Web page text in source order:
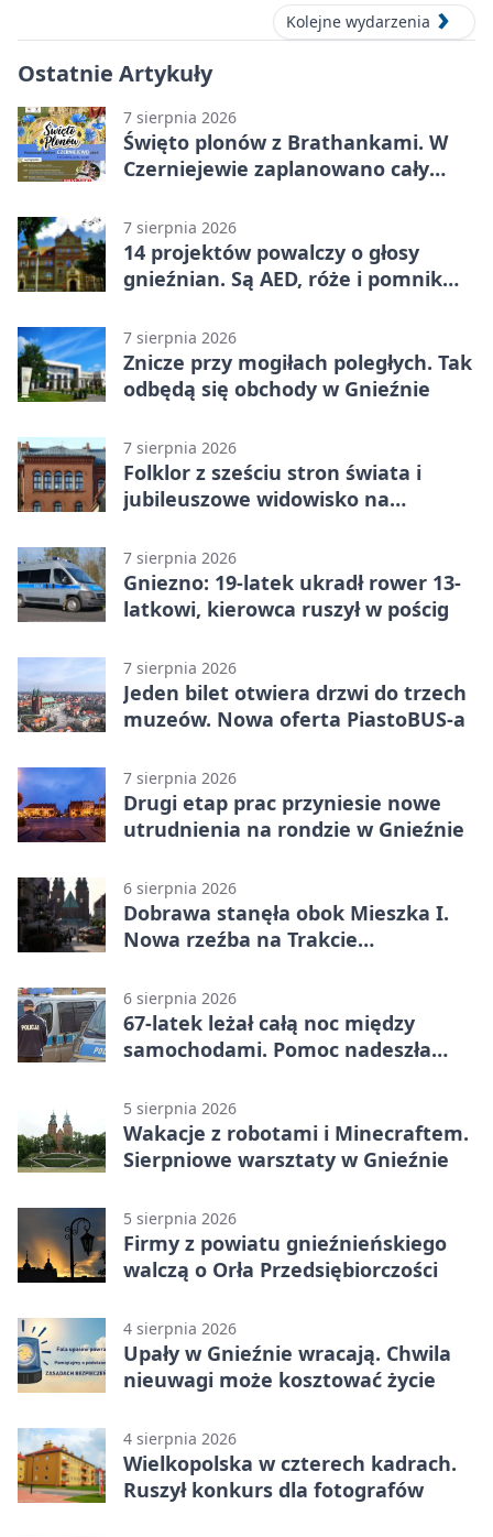
Kolejne wydarzenia
Ostatnie Artykuły
7 sierpnia 2026
Święto plonów z Brathankami. W
Czerniejewie zaplanowano cały
7 sierpnia 2026
14 projektów powalczy o głosy
gnieźnian. Są AED, róże i pomnik
7 sierpnia 2026
Znicze przy mogiłach poległych. Tak
odbędą się obchody w Gnieźnie
7 sierpnia 2026
Folklor z sześciu stron świata i
jubileuszowe widowisko na
7 sierpnia 2026
Gniezno: 19-latek ukradł rower 13-
latkowi, kierowca ruszył w pościg
7 sierpnia 2026
Jeden bilet otwiera drzwi do trzech
muzeów. Nowa oferta PiastoBUS-a
7 sierpnia 2026
Drugi etap prac przyniesie nowe
utrudnienia na rondzie w Gnieźnie
6 sierpnia 2026
Dobrawa stanęła obok Mieszka I.
Nowa rzeźba na Trakcie
6 sierpnia 2026
67-latek leżał całą noc między
samochodami. Pomoc nadeszła
5 sierpnia 2026
Wakacje z robotami i Minecraftem.
Sierpniowe warsztaty w Gnieźnie
5 sierpnia 2026
Firmy z powiatu gnieźnieńskiego
walczą o Orła Przedsiębiorczości
4 sierpnia 2026
Upały w Gnieźnie wracają. Chwila
nieuwagi może kosztować życie
4 sierpnia 2026
Wielkopolska w czterech kadrach.
Ruszył konkurs dla fotografów